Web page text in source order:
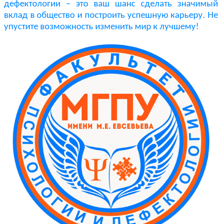
дефектологии – это ваш шанс сделать значимый
вклад в общество и построить успешную карьеру. Не
упустите возможность изменить мир к лучшему!